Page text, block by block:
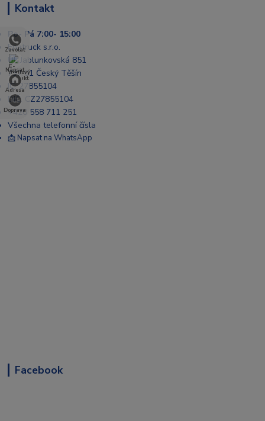
Zavolat
Napsat
Adresa
Doprava
Kontakt
Po- Pá 7:00- 15:00
Enatruck s.r.o.
Ul. Jablunkovská 851
737 01 Český Těšín
IČ: 27855104
DIČ: CZ27855104
+420 558 711 251
Všechna telefonní čísla
📩 Napsat na WhatsApp
Facebook